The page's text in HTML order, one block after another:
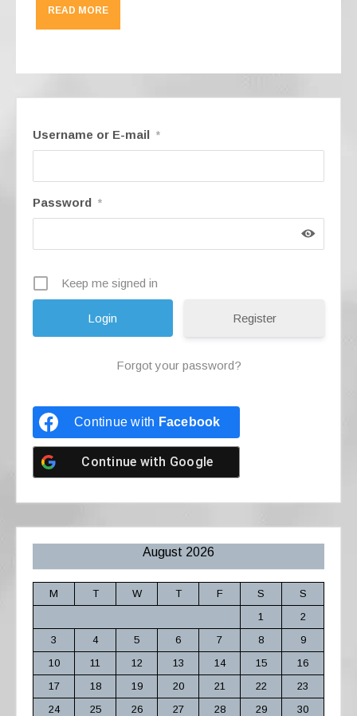
c
e
k
e
gr
READ MORE
Username or E-mail *
Password *
Keep me signed in
Register
Forgot your password?
Continue with Facebook
Continue with Google
August 2026
M T W T F S
S
1
2
3
4 5 6 7 8
9
10
11 12 13 14 15
16
17
18 19 20 21 22
23
24
25 26 27 28 29
30